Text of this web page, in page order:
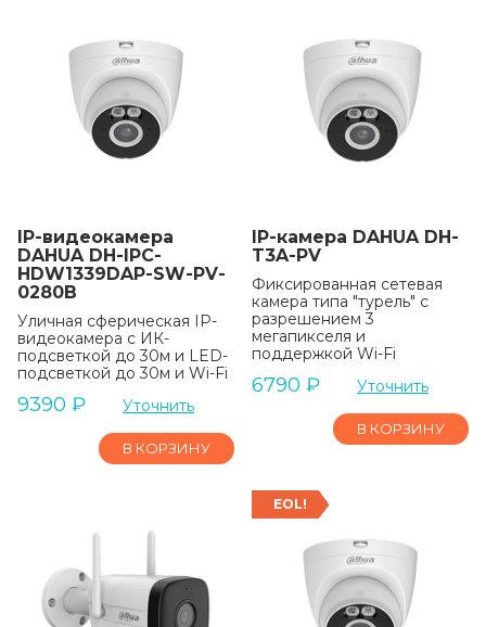
IP-видеокамера
DAHUA DH-IPC-
HDW1339DAP-SW-PV-
0280B
Уличная сферическая IP-
видеокамера с ИК-
подсветкой до 30м и LED-
подсветкой до 30м и Wi-Fi
9390 ₽ Уточнить
В КОРЗИНУ
IP-камера DAHUA DH-
T3A-PV
Фиксированная сетевая
камера типа "турель" с
разрешением 3
мегапикселя и
поддержкой Wi-Fi
6790 ₽ Уточнить
В КОРЗИНУ
EOL!